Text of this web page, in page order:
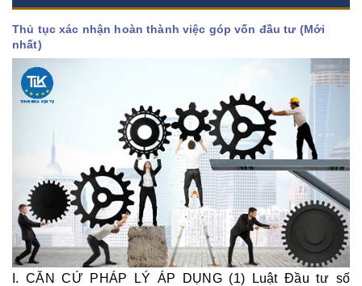
Thủ tục xác nhận hoàn thành việc góp vốn đầu tư (Mới
nhất)
I. CĂN CỨ PHÁP LÝ ÁP DỤNG (1) Luật Đầu tư số